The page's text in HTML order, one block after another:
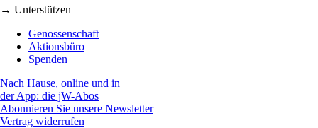
→ Unterstützen
Genossenschaft
Aktionsbüro
Spenden
Nach Hause, online und in
der App: die jW-Abos
Abonnieren Sie unsere Newsletter
Vertrag widerrufen